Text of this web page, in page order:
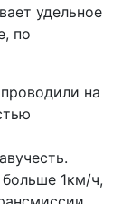
удельное
по
на
1км/ч,